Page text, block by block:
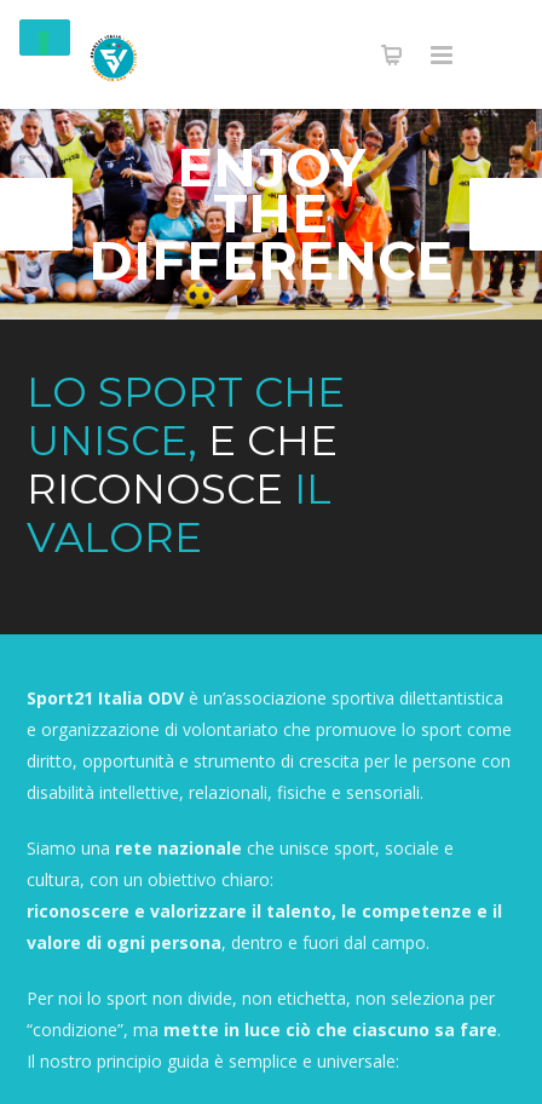
ENJOY
THE
DIFFERENCE
LO SPORT CHE
UNISCE, E CHE
RICONOSCE IL
VALORE
Sport21 Italia ODV è un’associazione sportiva dilettantistica
e organizzazione di volontariato che promuove lo sport come
diritto, opportunità e strumento di crescita per le persone con
disabilità intellettive, relazionali, fisiche e sensoriali.
Siamo una rete nazionale che unisce sport, sociale e
cultura, con un obiettivo chiaro:
riconoscere e valorizzare il talento, le competenze e il
valore di ogni persona, dentro e fuori dal campo.
Per noi lo sport non divide, non etichetta, non seleziona per
“condizione”, ma mette in luce ciò che ciascuno sa fare.
Il nostro principio guida è semplice e universale: